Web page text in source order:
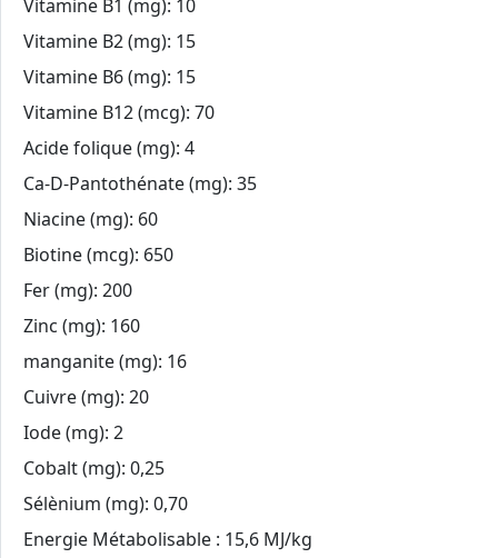
Vitamine B1 (mg): 10
Vitamine B2 (mg): 15
Vitamine B6 (mg): 15
Vitamine B12 (mcg): 70
Acide folique (mg): 4
Ca-D-Pantothénate (mg): 35
Niacine (mg): 60
Biotine (mcg): 650
Fer (mg): 200
Zinc (mg): 160
manganite (mg): 16
Cuivre (mg): 20
Iode (mg): 2
Cobalt (mg): 0,25
Sélènium (mg): 0,70
Energie Métabolisable : 15,6 MJ/kg